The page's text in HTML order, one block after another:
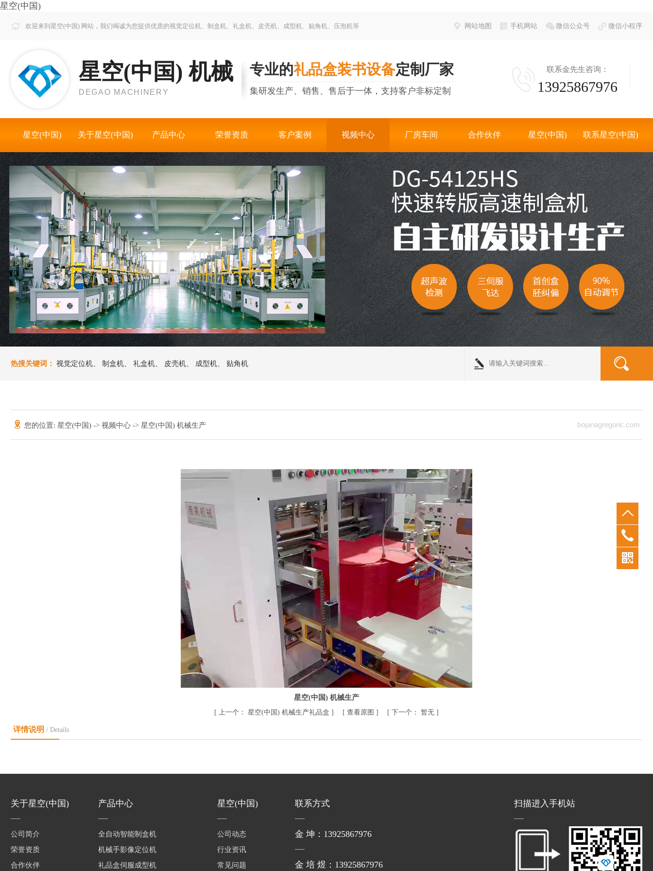
星空(中国)
欢迎来到星空(中国) 网站，我们竭诚为您提供优质的视觉定位机、制盒机、礼盒机、皮壳机、成型机、贴角机、压泡机等 网站地图 手机网站 微信公众号 微信小程序
星空(中国) 机械
DEGAO MACHINERY
专业的礼品盒装书设备定制厂家
集研发生产、销售、售后于一体，支持客户非标定制
联系金先生咨询：
13925867976
星空(中国) 关于星空(中国) 产品中心 荣誉资质 客户案例 视频中心 厂房车间 合作伙伴 星空(中国) 联系星空(中国)
热搜关键词： 视觉定位机 制盒机 礼盒机 皮壳机 成型机 贴角机
您的位置: 星空(中国) -> 视频中心 -> 星空(中国) 机械生产 bojanagregoric.com
星空(中国) 机械生产
[ 上一个： 星空(中国) 机械生产礼品盒 ] [ 查看原图 ] [ 下一个： 暂无 ]
详情说明 / Details
关于星空(中国)
公司简介
荣誉资质
合作伙伴
产品中心
全自动智能制盒机
机械手影像定位机
礼品盒伺服成型机
星空(中国)
公司动态
行业资讯
常见问题
联系方式
金 坤：13925867976
金 培 煜：13925867976
扫描进入手机站
0769-